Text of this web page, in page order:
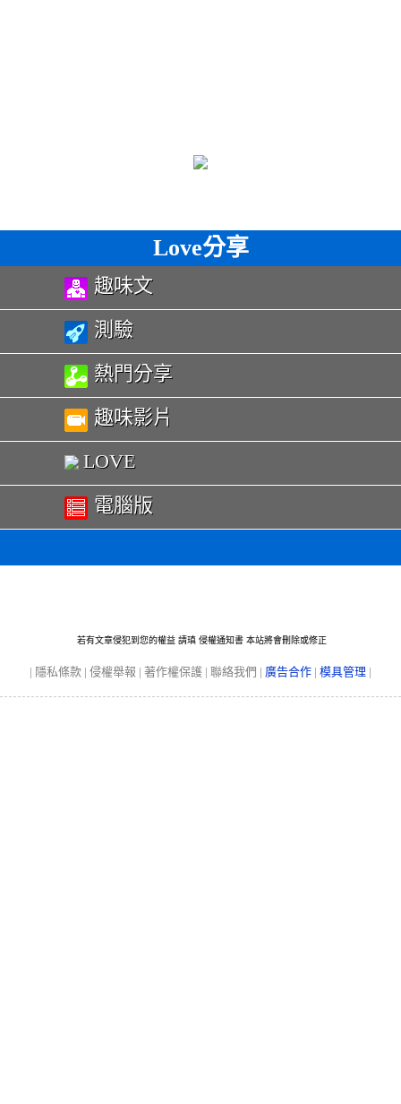
Love分享
趣味文
測驗
熱門分享
趣味影片
LOVE
電腦版
若有文章侵犯到您的權益 請瑱 侵權通知書 本站將會刪除或修正
| 隱私條款 | 侵權舉報 | 著作權保護 | 聯絡我們 | 廣告合作 | 模具管理 |